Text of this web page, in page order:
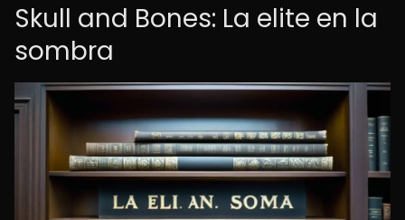
Skull and Bones: La elite en la
sombra